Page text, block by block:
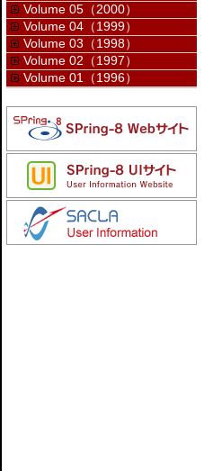
Volume 05（2000）
Volume 04（1999）
Volume 03（1998）
Volume 02（1997）
Volume 01（1996）